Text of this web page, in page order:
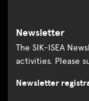
Newsletter
The SIK-ISEA
activities. Please
Newsletter